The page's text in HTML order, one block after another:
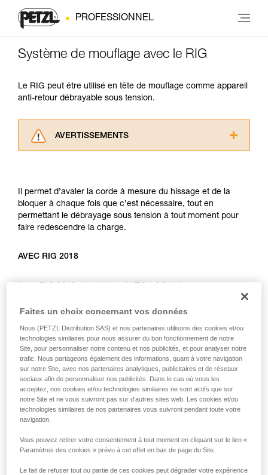
PROFESSIONNEL
Système de mouflage avec le RIG
Le RIG peut être utilisé en tête de mouflage comme appareil
anti-retour débrayable sous tension.
AVERTISSEMENTS
informations de la notice technique pour
pouvoir comprendre ce complément
d’informations.
Maîtriser ces techniques nécessite une
avec un professionnel votre capacité à refaire
que nous ne décrivons pas ici.
Il permet d’avaler la corde à mesure du hissage et de la
bloquer à chaque fois que c’est nécessaire, tout en
permettant le débrayage sous tension à tout moment pour
faire redescendre la charge.
AVEC RIG 2018
automatiquement la charge et ramène la poignée en position
d’arrêt, ce qui permet de lâcher la corde si nécessaire.
AVEC RIG < 2018
Avec RIG < 2018, la poignée est en position b (assurage)
pendant le hissage, elle doit être placée manuellement en
position c (maintien au travail) avant de lâcher la corde.
Faites un choix concernant vos données
Nous (PETZL Distribution SAS) et nos partenaires utilisons des cookies et/ou
technologies similaires pour nous assurer du bon fonctionnement de notre
Site, pour personnaliser notre contenu et nos publicités, et pour analyser notre
trafic. Nous partageons également des informations, quant à votre navigation
sur notre Site, avec nos partenaires analytiques, publicitaires et de réseaux
sociaux afin de personnaliser nos publicités. Dans le cas où vous les
acceptez, nos cookies et/ou technologies similaires ne sont actifs que sur
notre Site et ne vous suivront pas sur d’autres sites web. Les cookies et/ou
technologies similaires de nos partenaires vous suivront pendant toute votre
navigation.
Vous pouvez retirer votre consentement à tout moment en cliquant sur le lien «
Paramètres des cookies » prévu à cet effet en bas de page du Site.
Le fait de refuser tout ou partie de ces cookies peut dégrader votre expérience